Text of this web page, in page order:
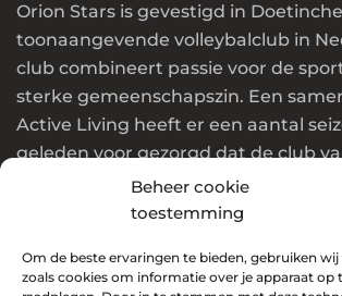
Beheer cookie
toestemming
Om de beste ervaringen te bieden, gebruiken
zoals cookies om informatie over je apparaat op
Orion Stars is gevestigd in
toonaangevende volleybalclub in
club combineert passie voor de
sterke gemeenschapszin. Een
Active Living heeft er een aantal
geleden voor gezorgd dat de club
in de top van Nederland en Europa
danhier!